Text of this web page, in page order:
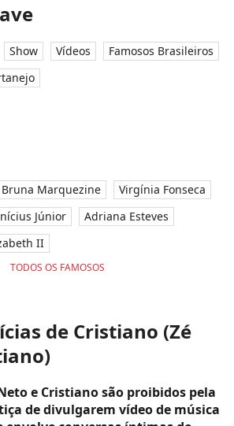
Show Vídeos
Famosos Brasileiros
Bruna Marquezine
Virgínia Fonseca
Júnior
Adriana Esteves
II
TODOS OS FAMOSOS
de Cristiano (Zé
e Cristiano são proibidos pela
de divulgarem vídeo de música